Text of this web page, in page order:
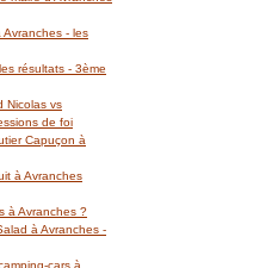
- les
résultats - 3ème
Nicolas vs
de foi
Capuçon à
à Avranches
à Avranches ?
à Avranches -
cars à